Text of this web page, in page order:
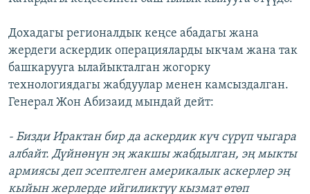
Дохадагы регионалдык кеңсе абадагы жана
жердеги аскердик операцияларды ыкчам жана так
башкарууга ылайыкталган жогорку
технологиядагы жабдуулар менен камсыздалган.
Генерал Жон Абизаид мындай дейт:
- Бизди Ирактан бир да аскердик күч сүрүп чыгара
албайт. Дүйнөнүн эң жакшы жабдылган, эң мыкты
армиясы деп эсептелген америкалык аскерлер эң
кыйын жерлерде ийгиликтүү кызмат өтөп